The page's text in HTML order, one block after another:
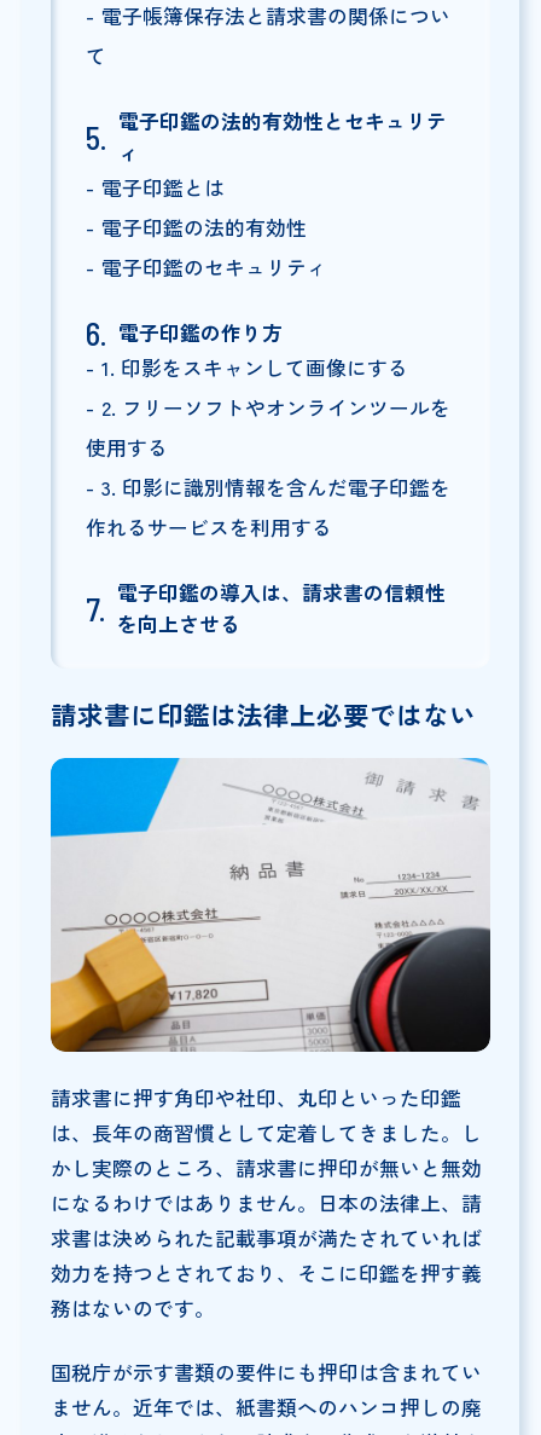
電子帳簿保存法と請求書の関係につい
て
電子印鑑の法的有効性とセキュリテ
ィ
電子印鑑とは
電子印鑑の法的有効性
電子印鑑のセキュリティ
電子印鑑の作り方
1. 印影をスキャンして画像にする
2. フリーソフトやオンラインツールを
使用する
3. 印影に識別情報を含んだ電子印鑑を
作れるサービスを利用する
電子印鑑の導入は、請求書の信頼性
を向上させる
請求書に印鑑は法律上必要ではない
請求書に押す角印や社印、丸印といった印鑑
は、長年の商習慣として定着してきました。し
かし実際のところ、請求書に押印が無いと無効
になるわけではありません。日本の法律上、請
求書は決められた記載事項が満たされていれば
効力を持つとされており、そこに印鑑を押す義
務はないのです。
国税庁が示す書類の要件にも押印は含まれてい
ません。近年では、紙書類へのハンコ押しの廃